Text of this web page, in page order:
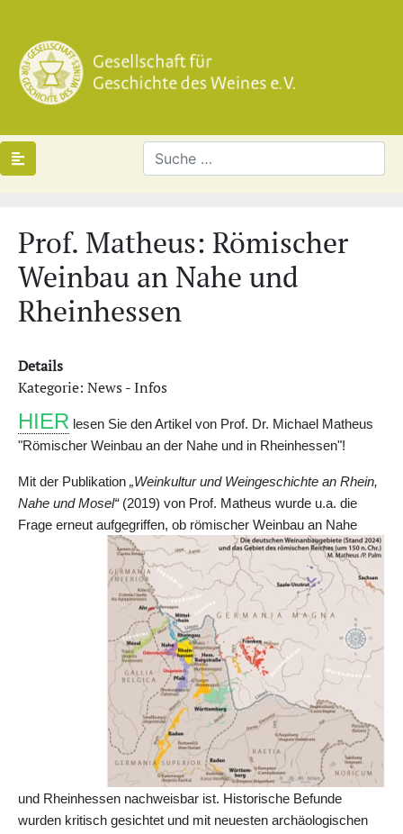
Prof. Matheus: Römischer
Weinbau an Nahe und
Rheinhessen
Details
Kategorie: News - Infos
HIER lesen Sie den Artikel von Prof. Dr. Michael Matheus
"Römischer Weinbau an der Nahe und in Rheinhessen"!
Mit der Publikation „Weinkultur und Weingeschichte an Rhein,
Nahe und Mosel“(2019) von Prof. Matheus wurde u.a. die
Frage erneut aufgegriffen, ob römischer Weinbau an Nahe
und Rheinhessen nachweisbar ist. Historische Befunde
wurden kritisch gesichtet und mit neuesten archäologischen